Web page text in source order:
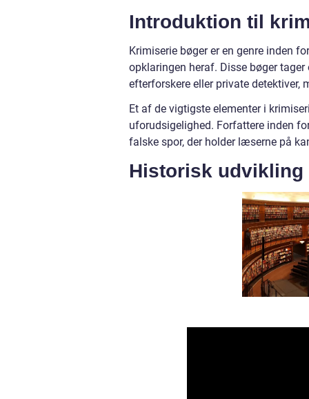
Introduktion til
Krimiserie bøger er en genre inden
opklaringen heraf. Disse bøger
efterforskere eller private detektiver,
Et af de vigtigste elementer i
uforudsigelighed. Forfattere inden
falske spor, der holder læserne på
Historisk